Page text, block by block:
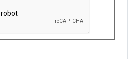
te controleren dat u een mens